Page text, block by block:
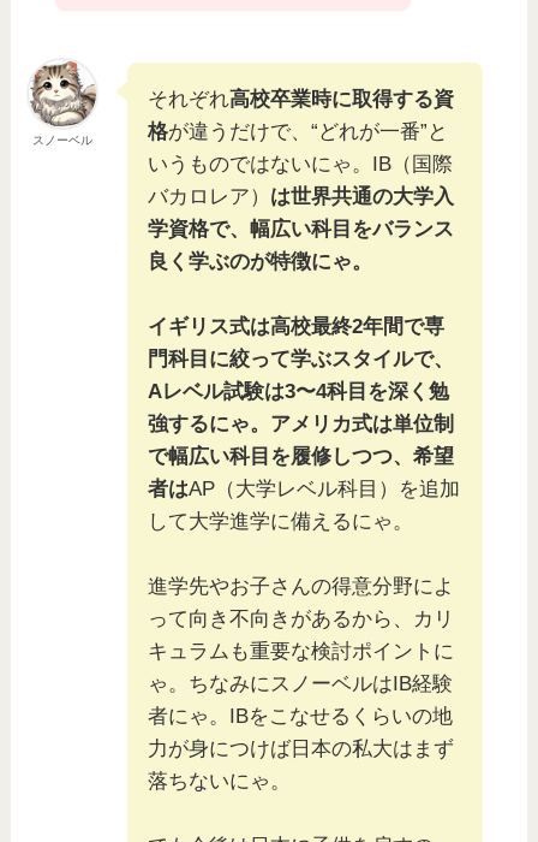
スノーベル
それぞれ高校卒業時に取得する資
格が違うだけで、“どれが一番”と
いうものではないにゃ。IB（国際
バカロレア） は世界共通の大学入
学資格で、幅広い科目をバランス
良く学ぶのが特徴にゃ。
イギリス式は高校最終2年間で専
門科目に絞って学ぶスタイルで、
Aレベル試験は3〜4科目を深く勉
強するにゃ。アメリカ式は単位制
で幅広い科目を履修しつつ、希望
者はAP（大学レベル科目）を追加
して大学進学に備えるにゃ。
進学先やお子さんの得意分野によ
って向き不向きがあるから、カリ
キュラムも重要な検討ポイントに
ゃ。ちなみにスノーベルはIB経験
者にゃ。IBをこなせるくらいの地
力が身につけば日本の私大はまず
落ちないにゃ。